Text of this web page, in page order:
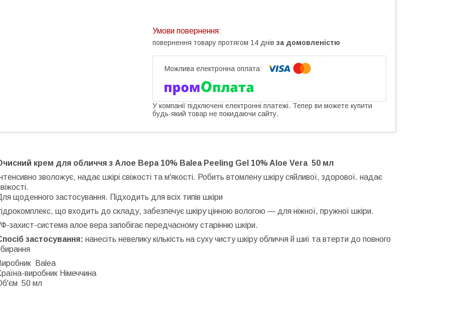
повернення товару протягом 14 днів за домовленістю
У компанії підключені електронні платежі. Тепер ви можете купити
будь-який товар не покидаючи сайту.
крем для обличчя з Алое Вера 10% Balea Peeling Gel 10% Aloe Vera 50 мл
зволожує, надає шкірі свіжості та м'якості. Робить втомлену шкіру сяйливої, здорової. надає
щоденного застосування. Підходить для всіх типів шкіри
що входить до складу, забезпечує шкіру цінною вологою — для ніжної, пружної шкіри.
захист-система алое вера запобігає передчасному старінню шкіри.
застосування: нанесіть невелику кількість на суху чисту шкіру обличчя й шиї та втерти до повного
Balea
виробник Німеччина
50 мл